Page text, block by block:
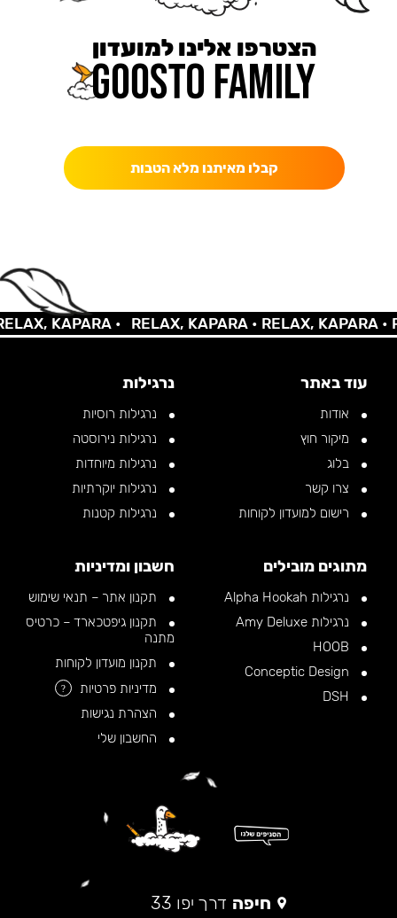
הצטרפו אלינו למועדון
קבלו מאיתנו מלא הטבות
KAPARA • RELAX, KAPARA •RELAX, KAPARA •
עוד באתר
אודות
מיקור חוץ
בלוג
צרו קשר
רישום למועדון לקוחות
נרגילות
נרגילות רוסיות
נרגילות נירוסטה
נרגילות מיוחדות
נרגילות יוקרתיות
נרגילות קטנות
מתוגים מובילים
נרגילות Alpha Hookah
נרגילות Amy Deluxe
חשבון ומדיניות
תקנון אתר – תנאי שימוש
תקנון גיפטכארד – כרטיס
מתנה
תקנון מועדון לקוחות
מדיניות פרטיות
?
הצהרת נגישות
החשבון שלי
חיפה דרך יפו 33